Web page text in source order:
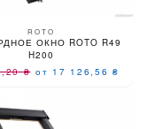
ROTO
ОКНО ROTO R49
H200
₴ от 17 126,56₴